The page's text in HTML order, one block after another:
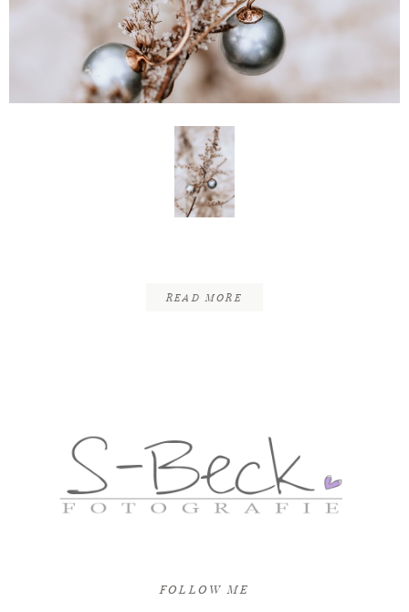
INFOS
READ MORE
FOLLOW ME